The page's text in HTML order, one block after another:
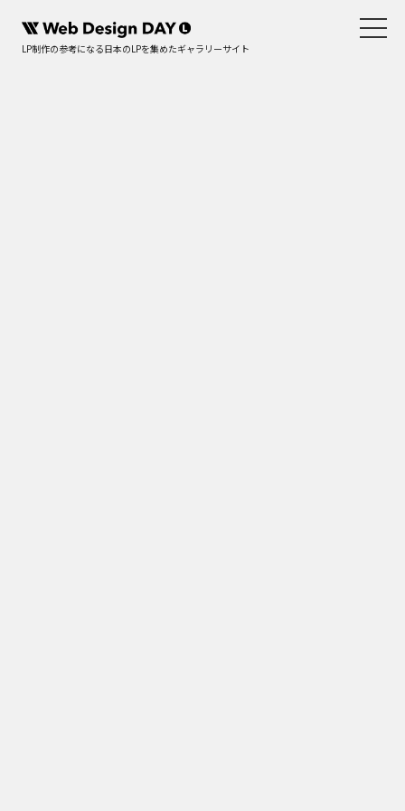
LP制作の参考になる日本のLPを集めたギャラリーサイト